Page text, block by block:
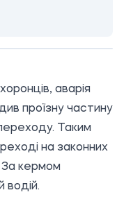
аварія
проїзну частину
Таким
на законних
За кермом
водій.